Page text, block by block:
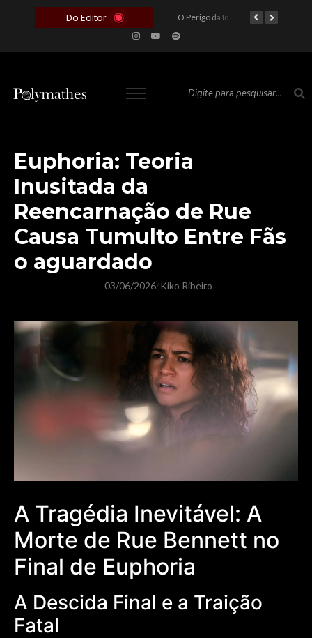
Do Editor
O Voto como Moeda: Clientelismo e o Analfabetismo Funcional Político no Brasil O Perigo da Ideologia Desenfreada na Justiça: Quando a Pauta Política Substitui a Pena Criminal
Euphoria: Teoria
Inusitada da
Reencarnação de Rue
Causa Tumulto Entre Fãs
o aguardado
03/06/2026/ Kiko Ribeiro
A Tragédia Inevitável: A
Morte de Rue Bennett no
Final de Euphoria
A Descida Final e a Traição
Fatal